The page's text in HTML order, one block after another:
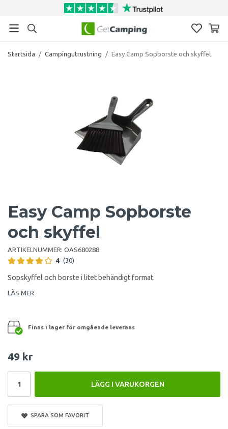
Startsida / Campingutrustning / Easy Camp Sopborste och skyffel
Easy Camp Sopborste
och skyffel
ARTIKELNUMMER: OAS680288
4 (30)
Sopskyffel och borste i litet behändigt format.
LÄS MER
Finns i lager för omgående leverans
49 kr
LÄGG I VARUKORGEN
SPARA SOM FAVORIT